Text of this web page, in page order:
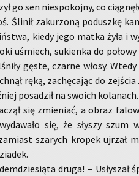
go sen nie­spo­koj­ny, co
Śli­nił za­ku­rzo­ną po­dusz­kę
kiedy jego matka żyła i
uśmiech, su­kien­ka do
gęste, czar­ne włosy.
ręką, za­chę­ca­jąc do
po­sa­dził na swo­ich ko­la­nach.
się zmie­niać, a obraz
się, że sły­szy szum
sza­rych kro­pek uj­rzał
druga! – Usły­szał